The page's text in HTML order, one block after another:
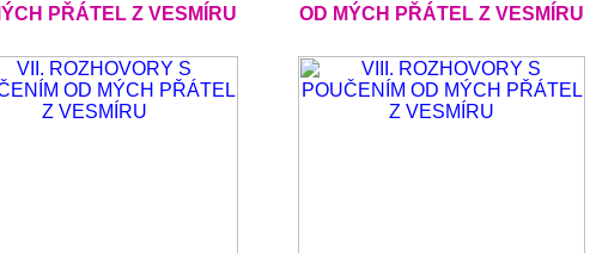
PŘÁTEL Z VESMÍRU
OD MÝCH PŘÁTEL Z VESMÍRU